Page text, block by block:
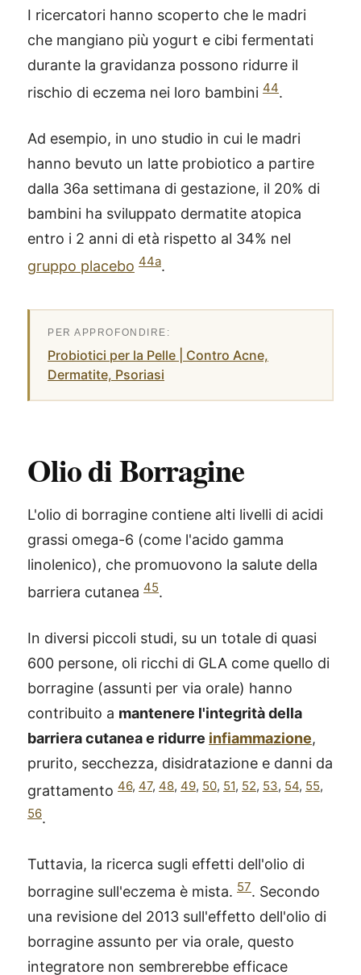
I ricercatori hanno scoperto che le madri
che mangiano più yogurt e cibi fermentati
durante la gravidanza possono ridurre il
rischio di eczema nei loro bambini 44.
Ad esempio, in uno studio in cui le madri
hanno bevuto un latte probiotico a partire
dalla 36a settimana di gestazione, il 20% di
bambini ha sviluppato dermatite atopica
entro i 2 anni di età rispetto al 34% nel
gruppo placebo 44a.
Probiotici per la Pelle | Contro Acne,
Dermatite, Psoriasi
Olio di Borragine
L'olio di borragine contiene alti livelli di acidi
grassi omega-6 (come l'acido gamma
linolenico), che promuovono la salute della
barriera cutanea 45.
In diversi piccoli studi, su un totale di quasi
600 persone, oli ricchi di GLA come quello di
borragine (assunti per via orale) hanno
contribuito a mantenere l'integrità della
barriera cutanea e ridurre infiammazione,
prurito, secchezza, disidratazione e danni da
grattamento 46, 47, 48, 49, 50, 51, 52, 53, 54, 55,
56.
Tuttavia, la ricerca sugli effetti dell'olio di
borragine sull'eczema è mista. 57. Secondo
una revisione del 2013 sull'effetto dell'olio di
borragine assunto per via orale, questo
integratore non sembrerebbe efficace